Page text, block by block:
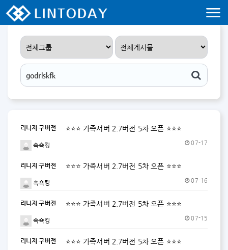
리니지 프리서버 홍보 및 프리서버 홍보 커뮤니티 사이트 린투데이 입니다.
리니지 구버전 ⭐⭐⭐ 가족서버 2.7버전 5차 오픈 ⭐⭐⭐
쇽쇽킹 07-17
리니지 구버전 ⭐⭐⭐ 가족서버 2.7버전 5차 오픈 ⭐⭐⭐
쇽쇽킹 07-16
리니지 구버전 ⭐⭐⭐ 가족서버 2.7버전 5차 오픈 ⭐⭐⭐
쇽쇽킹 07-15
리니지 구버전 ⭐⭐⭐ 가족서버 2.7버전 5차 오픈 ⭐⭐⭐